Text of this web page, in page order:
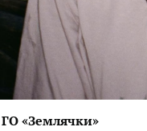
ГО «Землячки»